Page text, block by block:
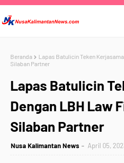
Beranda
Lapas Batulicin Teken
Silaban Partner
Lapas Batulicin
Dengan LBH Law
Silaban Partner
Nusa Kalimantan News April 05,